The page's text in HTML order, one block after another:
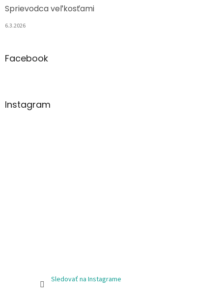
Sprievodca veľkosťami
6.3.2026
Facebook
Instagram
Sledovať na Instagrame